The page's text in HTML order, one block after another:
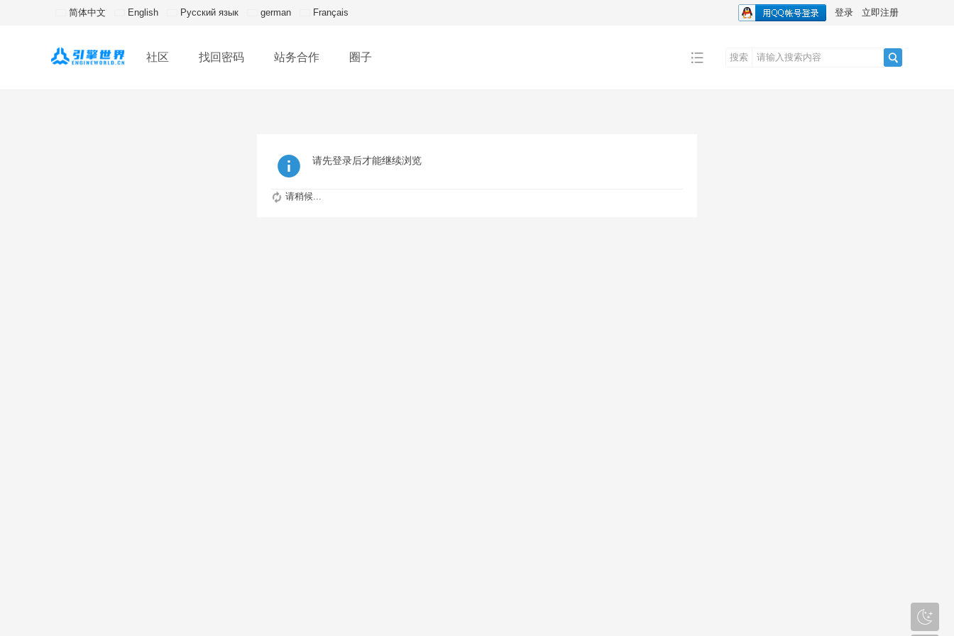
简体中文 English Русский язык german Français 登录 立即注册
社区 找回密码 站务合作 圈子 搜索
请先登录后才能继续浏览
请稍候...